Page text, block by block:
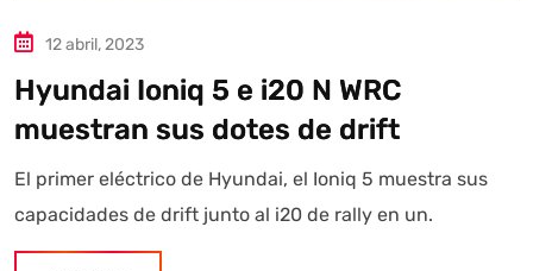
12 abril, 2023
Hyundai Ioniq 5 e i20 N WRC
muestran sus dotes de drift
El primer eléctrico de Hyundai, el Ioniq 5 muestra sus
capacidades de drift junto al i20 de rally en un.